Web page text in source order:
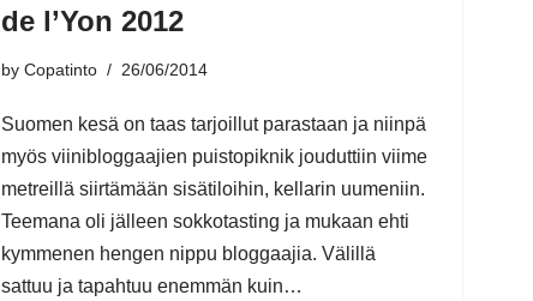
de l’Yon 2012
by Copatinto 26/06/2014
Suomen kesä on taas tarjoillut parastaan ja niinpä
myös viinibloggaajien puistopiknik jouduttiin viime
metreillä siirtämään sisätiloihin, kellarin uumeniin.
Teemana oli jälleen sokkotasting ja mukaan ehti
kymmenen hengen nippu bloggaajia. Välillä
sattuu ja tapahtuu enemmän kuin…